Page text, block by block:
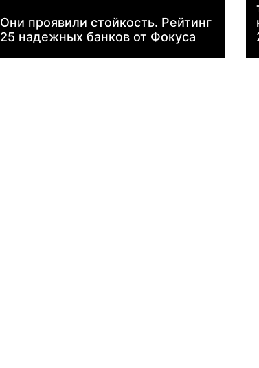
Они проявили стойкость. Рейтинг
25 надежных банков от Фокуса